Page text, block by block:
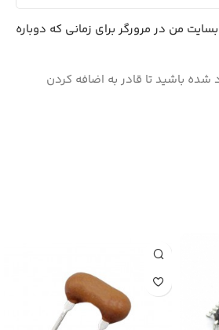
من در مرورگر برای زمانی که دوباره
باشید تا قادر به اضافه کردن